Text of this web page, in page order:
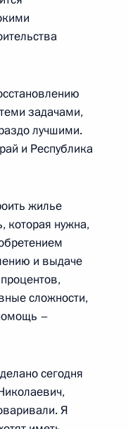
задачами,
лучшими.
и Республика
жилье
которая нужна,
и выдаче
сложности,
–
сегодня
Я